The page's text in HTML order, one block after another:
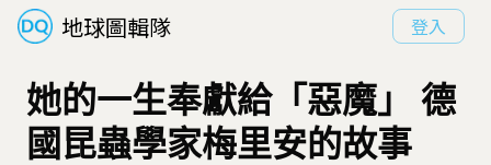
地球圖輯隊 登入
她的一生奉獻給「惡魔」 德
國昆蟲學家梅里安的故事